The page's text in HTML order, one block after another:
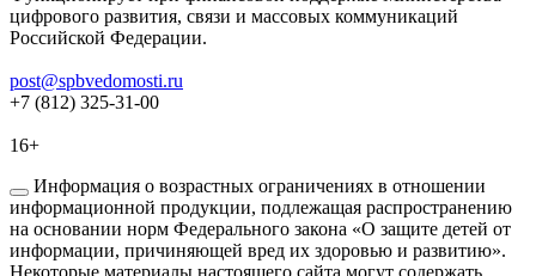
цифрового развития, связи и массовых коммуникаций
Российской Федерации.
post@spbvedomosti.ru
+7 (812) 325-31-00
16+
Информация о возрастных ограничениях в отношении
информационной продукции, подлежащая распространению
на основании норм Федерального закона «О защите детей от
информации, причиняющей вред их здоровью и развитию».